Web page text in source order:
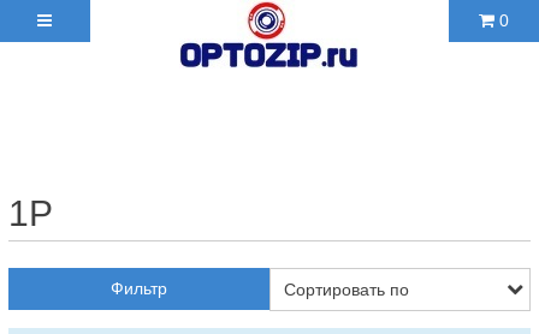
0
1P
Фильтр